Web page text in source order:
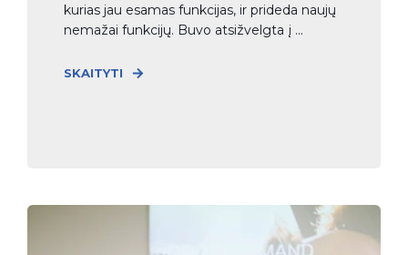
kurias jau esamas funkcijas, ir prideda naujų
nemažai funkcijų. Buvo atsižvelgta į ...
SKAITYTI